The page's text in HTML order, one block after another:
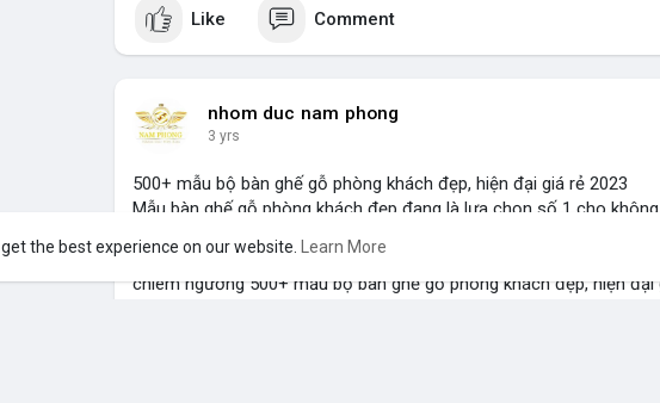
the best experience on our website. Learn More
Like Comment
nhom duc nam phong
3 yrs
500+ mẫu bộ bàn ghế gỗ phòng khách đẹp, hiện đại giá rẻ 2023
Mẫu bàn ghế gỗ phòng khách đẹp đang là lựa chọn số 1 cho
đình. Bàn ghế làm từ gỗ từ nhiên có chất lượng cao, mẫu mã đẹp,
gian, mang đến nét đẹp riêng, thu hút ánh nhìn của mọi người.
chiêm ngưỡng 500+ mẫu bộ bàn ghế gỗ phòng khách đẹp, hiện đại